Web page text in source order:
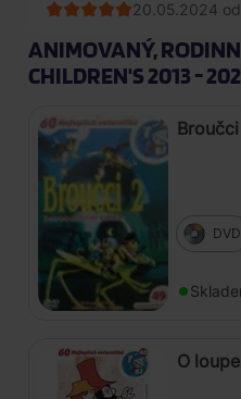
20.05.2024
ANIMOVANÝ,
CHILDREN'S 2013 -
DVD
O